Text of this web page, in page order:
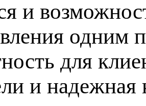
и
одним
для
и надежная